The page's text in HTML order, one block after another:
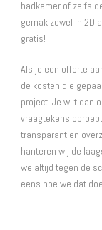
badkamer of zelfs
gemak zowel in 2D
gratis!
Als je een offerte
de kosten die
project. Je wilt dan
vraagtekens
transparant en
hanteren wij de
we altijd tegen de
eens hoe we dat